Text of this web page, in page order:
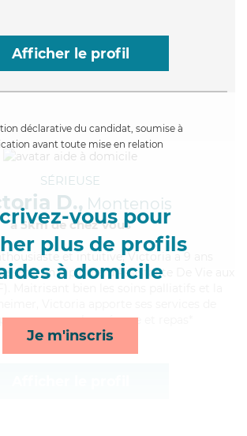
Afficher le profil
déclarative du candidat, soumise à
avant toute mise en relation
vous pour
plus de profils
à domicile
Je m'inscris
SÉRIEUSE
D., Montenois
à 5km de chez Vous
et intuitive, Victoria a 9 ans
un diplôme d'Assistante De Vie aux
rappels, ménage et repas*